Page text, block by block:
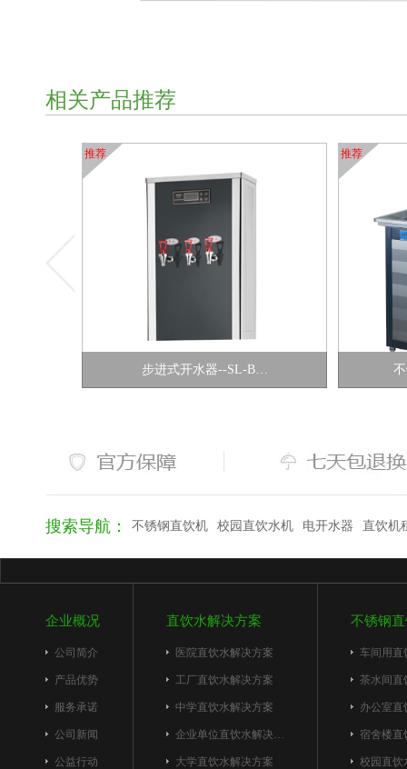
相关产品推荐
推荐
步进式开水器--SL-B…
推荐
搜索导航： 不锈钢直饮机 校园直饮水机 电开水器 直饮机
企业概况
公司简介
产品优势
服务承诺
公司新闻
公益行动
直饮水解决方案
医院直饮水解决方案
工厂直饮水解决方案
中学直饮水解决方案
企业单位直饮水解决…
大学直饮水解决方案
不锈钢
车间用直
茶水间直
办公室直
宿舍楼直
校园直饮